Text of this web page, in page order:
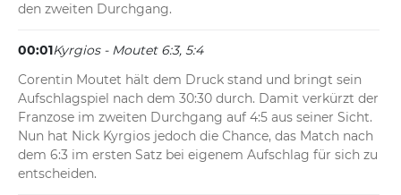
den zweiten Durchgang.
00:01Kyrgios - Moutet 6:3, 5:4
Corentin Moutet hält dem Druck stand und bringt sein
Aufschlagspiel nach dem 30:30 durch. Damit verkürzt der
Franzose im zweiten Durchgang auf 4:5 aus seiner Sicht.
Nun hat Nick Kyrgios jedoch die Chance, das Match nach
dem 6:3 im ersten Satz bei eigenem Aufschlag für sich zu
entscheiden.